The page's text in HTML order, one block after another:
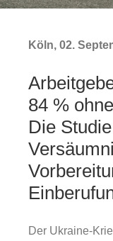
Köln, 02.
84 %
Die
Der Ukraine-